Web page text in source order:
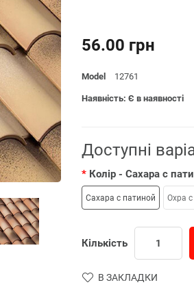
56.00 грн
Model 12761
Наявність: Є в наявності
Доступні
Колір - Сахара с
Сахара с патиной Охра
Кількість
В ЗАКЛАДКИ